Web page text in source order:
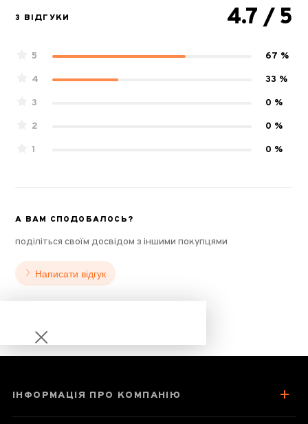
3 ВІДГУКИ 4.7 / 5
5
67 %
4
33 %
3
0 %
2
0 %
1
0 %
А ВАМ СПОДОБАЛОСЬ?
поділіться своїм досвідом з іншими покупцями
Написати відгук
Чай Шу Пуер
ІНФОРМАЦІЯ ПРО КОМПАНІЮ